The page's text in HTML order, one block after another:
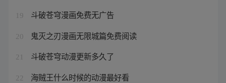
19 斗破苍穹漫画免费无广告
20 鬼灭之刃漫画无限城篇免费阅读
21 斗破苍穹动漫更新多久了
22 海贼王什么时候的动漫最好看